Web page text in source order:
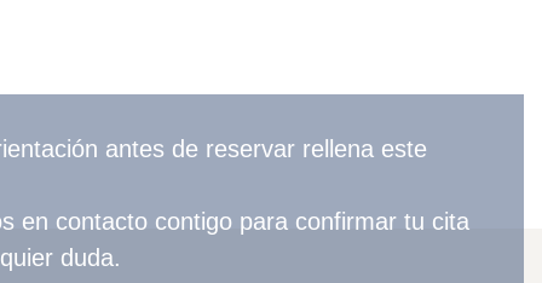
antes de reservar rellena este
en contacto contigo para confirmar tu cita
duda.